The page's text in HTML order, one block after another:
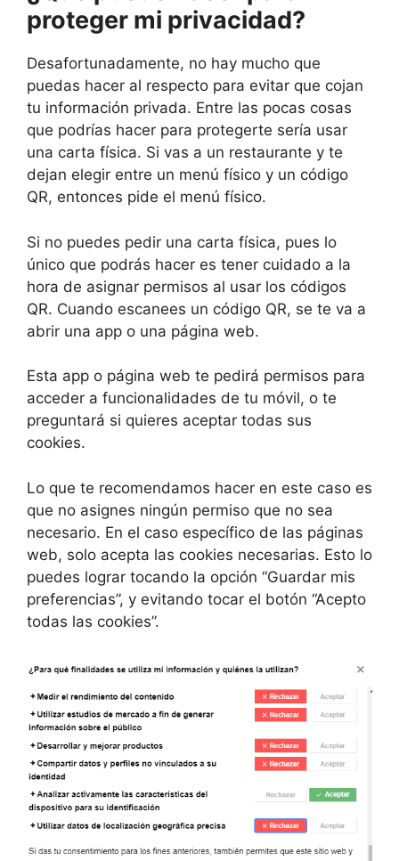
proteger mi privacidad?
Desafortunadamente, no hay mucho que
puedas hacer al respecto para evitar que cojan
tu información privada. Entre las pocas cosas
que podrías hacer para protegerte sería usar
una carta física. Si vas a un restaurante y te
dejan elegir entre un menú físico y un código
QR, entonces pide el menú físico.
Si no puedes pedir una carta física, pues lo
único que podrás hacer es tener cuidado a la
hora de asignar permisos al usar los códigos
QR. Cuando escanees un código QR, se te va a
abrir una app o una página web.
Esta app o página web te pedirá permisos para
acceder a funcionalidades de tu móvil, o te
preguntará si quieres aceptar todas sus
cookies.
Lo que te recomendamos hacer en este caso es
que no asignes ningún permiso que no sea
necesario. En el caso específico de las páginas
web, solo acepta las cookies necesarias. Esto lo
puedes lograr tocando la opción “Guardar mis
preferencias”, y evitando tocar el botón “Acepto
todas las cookies”.